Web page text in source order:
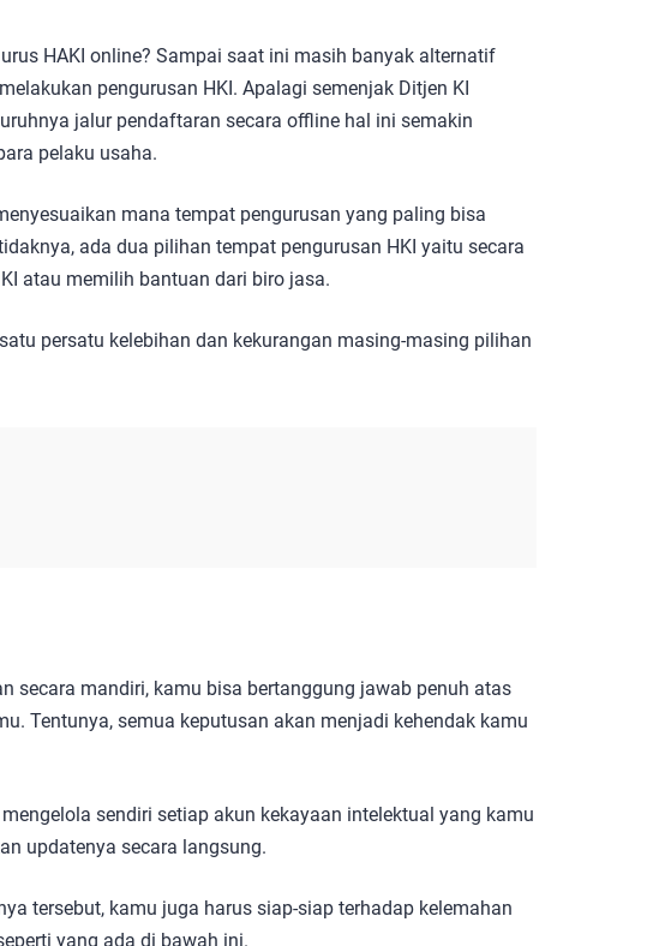
HAKI online? Sampai saat ini masih banyak alternatif
pengurusan HKI. Apalagi semenjak Ditjen KI
jalur pendaftaran secara offline hal ini semakin
pelaku usaha.
mana tempat pengurusan yang paling bisa
ada dua pilihan tempat pengurusan HKI yaitu secara
atau memilih bantuan dari biro jasa.
persatu kelebihan dan kekurangan masing-masing pilihan
secara mandiri, kamu bisa bertanggung jawab penuh atas
Tentunya, semua keputusan akan menjadi kehendak kamu
sendiri setiap akun kekayaan intelektual yang kamu
updatenya secara langsung.
tersebut, kamu juga harus siap-siap terhadap kelemahan
yang ada di bawah ini.